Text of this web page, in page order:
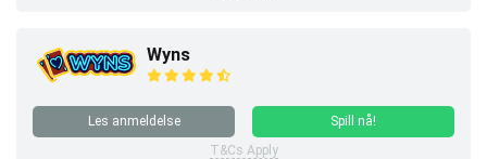
Wyns
Les anmeldelse
Spill nå!
T&Cs Apply